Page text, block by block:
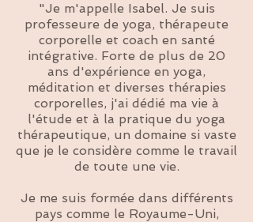
"Je m'appelle Isabel. Je suis
professeure de yoga, thérapeute
corporelle et coach en santé
intégrative. Forte de plus de 20
ans d'expérience en yoga,
méditation et diverses thérapies
corporelles, j'ai dédié ma vie à
l'étude et à la pratique du yoga
thérapeutique, un domaine si vaste
que je le considère comme le travail
de toute une vie.
Je me suis formée dans différents
pays comme le Royaume-Uni,